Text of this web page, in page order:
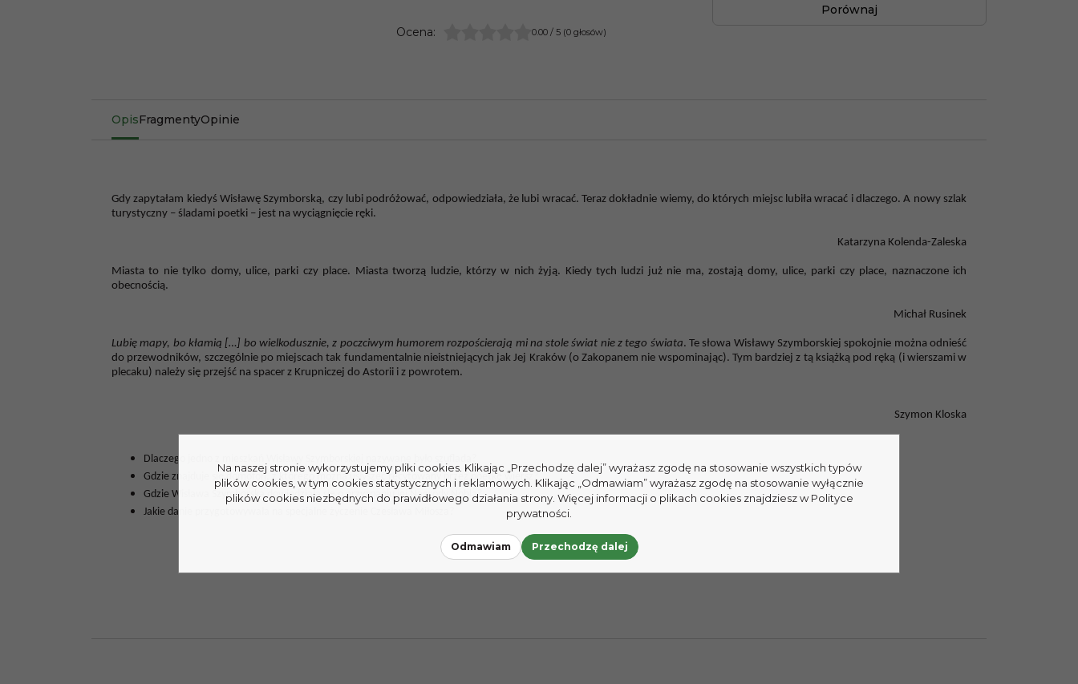
Ocena: 0.00 / 5 (0 głosów)
Porównaj
OpisFragmentyOpinie
Gdy zapytałam kiedyś Wisławę Szymborską, czy lubi podróżować, odpowiedziała, że lubi wracać. Teraz dokładnie wiemy, do których miejsc lubiła wracać i dlaczego. A nowy szlak
turystyczny – śladami poetki – jest na wyciągnięcie ręki.
Katarzyna Kolenda-Zaleska
Miasta to nie tylko domy, ulice, parki czy place. Miasta tworzą ludzie, którzy w nich żyją. Kiedy tych ludzi już nie ma, zostają domy, ulice, parki czy place, naznaczone ich
obecnością.
Michał Rusinek
Lubię mapy, bo kłamią […] bo wielkodusznie, z poczciwym humorem rozpościerają mi na stole świat nie z tego świata. Te słowa Wisławy Szymborskiej spokojnie można odnieść
do przewodników, szczególnie po miejscach tak fundamentalnie nieistniejących jak Jej Kraków (o Zakopanem nie wspominając). Tym bardziej z tą książką pod ręką (i wierszami w
plecaku) należy się przejść na spacer z Krupniczej do Astorii i z powrotem.
Szymon Kloska
Dlaczego jedno z mieszkań Wisławy Szymborskiej nazywane było szufladą?
Gdzie znajduje się domofon, z którego można usłyszeć recytowany przez poetkę wiersz?
Gdzie Wisława Szymborska dowiedziała się o przyznaniu jej Nagrody Nobla?
Jakie danie przygotowywała na specjalne życzenie Czesława Miłosza?
Na naszej stronie wykorzystujemy pliki cookies. Klikając „Przechodzę dalej” wyrażasz zgodę na stosowanie wszystkich typów
plików cookies, w tym cookies statystycznych i reklamowych. Klikając „Odmawiam” wyrażasz zgodę na stosowanie wyłącznie
plików cookies niezbędnych do prawidłowego działania strony. Więcej informacji o plikach cookies znajdziesz w Polityce
prywatności.
Odmawiam Przechodzę dalej